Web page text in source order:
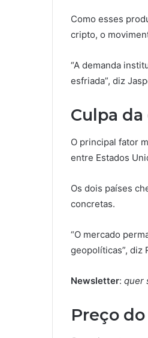
Como esses
cripto, o
“A demanda
esfriada”, diz
Culpa
O principal fator
entre Estados
Os dois países
concretas.
“O mercado
geopolíticas”, diz
Newsletter: quer
Preço